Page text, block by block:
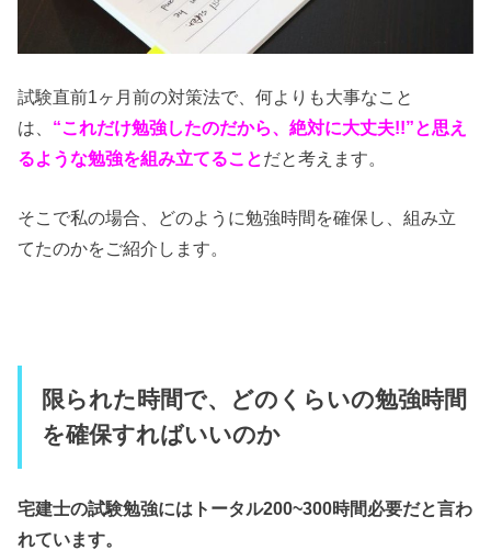
試験直前1ヶ月前の対策法で、何よりも大事なこと
は、 “これだけ勉強したのだから、絶対に大丈夫!!”と思え
るような勉強を組み立てることだと考えます。
そこで私の場合、どのように勉強時間を確保し、組み立
てたのかをご紹介します。
限られた時間で、どのくらいの勉強時間
を確保すればいいのか
宅建士の試験勉強にはトータル200~300時間必要だと言わ
れています。